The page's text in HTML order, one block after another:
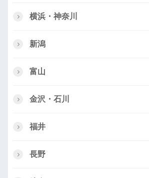
横浜・神奈川
新潟
富山
金沢・石川
福井
長野